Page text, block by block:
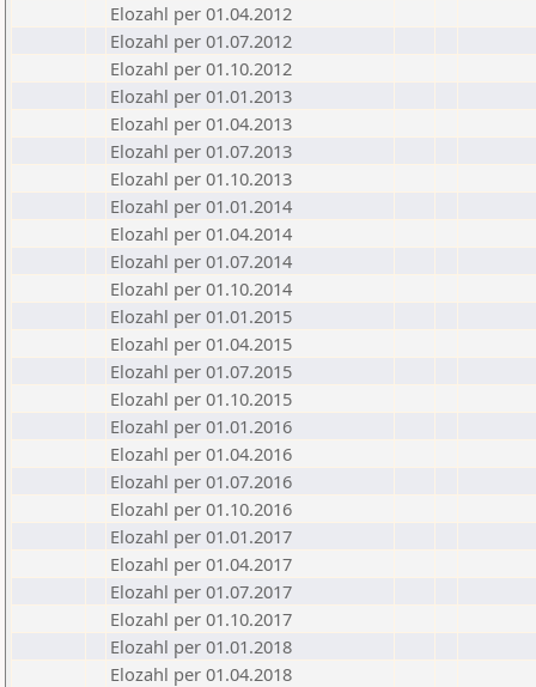
Elozahl per 01.04.2012
Elozahl per 01.07.2012
Elozahl per 01.10.2012
Elozahl per 01.01.2013
Elozahl per 01.04.2013
Elozahl per 01.07.2013
Elozahl per 01.10.2013
Elozahl per 01.01.2014
Elozahl per 01.04.2014
Elozahl per 01.07.2014
Elozahl per 01.10.2014
Elozahl per 01.01.2015
Elozahl per 01.04.2015
Elozahl per 01.07.2015
Elozahl per 01.10.2015
Elozahl per 01.01.2016
Elozahl per 01.04.2016
Elozahl per 01.07.2016
Elozahl per 01.10.2016
Elozahl per 01.01.2017
Elozahl per 01.04.2017
Elozahl per 01.07.2017
Elozahl per 01.10.2017
Elozahl per 01.01.2018
Elozahl per 01.04.2018